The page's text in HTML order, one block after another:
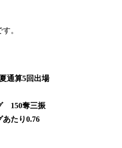
。
通算5回出場
150奪三振
たり0.76